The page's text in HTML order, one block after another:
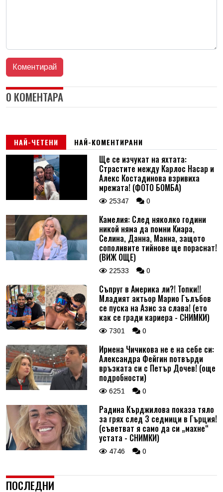
0 КОМЕНТАРА
НАЙ-ЧЕТЕНИ НАЙ-КОМЕНТИРАНИ
Ще се изчукат на яхтата:
Страстите между Карлос Насар и
Алекс Костадинова взривиха
мрежата! (ФОТО БОМБА)
25347 0
Камелия: След няколко години
никой няма да помни Киара,
Селина, Данна, Манна, защото
сополивите тийнове ще пораснат!
(ВИЖ ОЩЕ)
22533 0
Съпруг в Америка ли?! Топки!!
Младият актьор Марио Гълъбов
се пуска на Азис за слава! (ето
как се гради кариера - СНИМКИ)
7301 0
Ирмена Чичикова не е на себе си:
Александра Фейгин потвърди
връзката си с Петър Дочев! (още
подробности)
6251 0
Радина Кърджилова показа тяло
за грях след 3 седмици в Гърция!
(съветват я само да си „махне“
устата - СНИМКИ)
4746 0
ПОСЛЕДНИ